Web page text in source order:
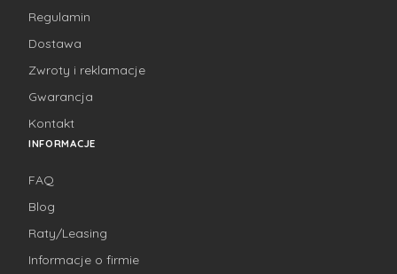
Regulamin
Dostawa
Zwroty i reklamacje
Gwarancja
Kontakt
INFORMACJE
FAQ
Blog
Raty/Leasing
Informacje o firmie